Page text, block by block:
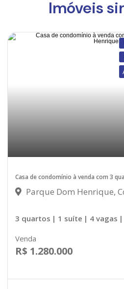
Imóveis
Casa de condomínio à venda com 3
Parque Dom Henrique,
3 quartos | 1 suíte | 4 vagas
Venda
R$ 1.280.000